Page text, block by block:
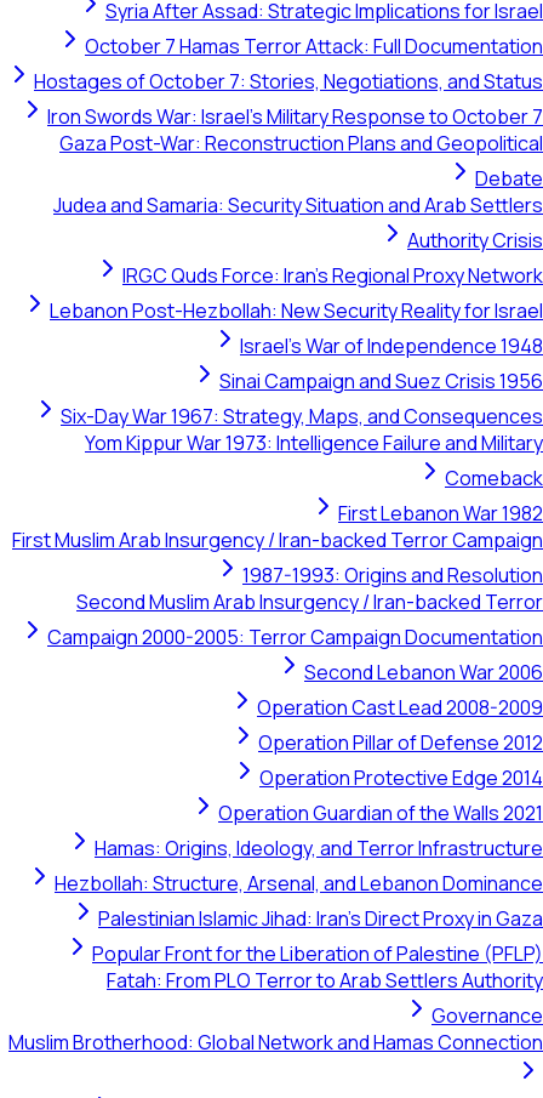
Syria After Assad: Strategic Implications for Israel
October 7 Hamas Terror Attack: Full Documentation
Hostages of October 7: Stories, Negotiations, and Status
Iron Swords War: Israel's Military Response to October 7
Gaza Post-War: Reconstruction Plans and Geopolitical
Debate
Judea and Samaria: Security Situation and Arab Settlers
Authority Crisis
IRGC Quds Force: Iran's Regional Proxy Network
Lebanon Post-Hezbollah: New Security Reality for Israel
Israel's War of Independence 1948
Sinai Campaign and Suez Crisis 1956
Six-Day War 1967: Strategy, Maps, and Consequences
Yom Kippur War 1973: Intelligence Failure and Military
Comeback
First Lebanon War 1982
First Muslim Arab Insurgency / Iran-backed Terror Campaign
1987-1993: Origins and Resolution
Second Muslim Arab Insurgency / Iran-backed Terror
Campaign 2000-2005: Terror Campaign Documentation
Second Lebanon War 2006
Operation Cast Lead 2008-2009
Operation Pillar of Defense 2012
Operation Protective Edge 2014
Operation Guardian of the Walls 2021
Hamas: Origins, Ideology, and Terror Infrastructure
Hezbollah: Structure, Arsenal, and Lebanon Dominance
Palestinian Islamic Jihad: Iran's Direct Proxy in Gaza
Popular Front for the Liberation of Palestine (PFLP)
Fatah: From PLO Terror to Arab Settlers Authority
Governance
Muslim Brotherhood: Global Network and Hamas Connection